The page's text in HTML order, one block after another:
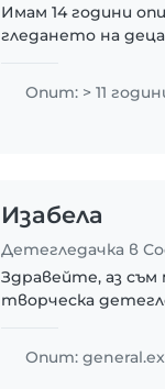
Имам 14 години
гледането на
имате въпроси
опит в работата
Опит: > 11
Изабела
Детегледачка в
Здравейте, аз съм
творческа
Имам опит в
бебета и малки
Опит: